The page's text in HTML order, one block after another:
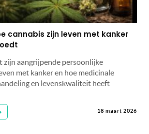
cannabis zijn leven met kanker
zijn aangrijpende persoonlijke
met kanker en hoe medicinale
en levenskwaliteit heeft
18 maart 2026